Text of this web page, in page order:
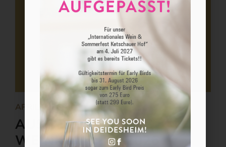
AUSGEZEICHNETES
WEINKONZEPT 2026
… für Chefsommelier Stephan Nitzsche / L. A. Jordan
VDP. Prädikatsweinguter und meiningers sommelier
zeichnen auf der VDP.Weinbörse 2026 in Mainz
„Ausgezeichnete Weinkonzepte“ aus. Der